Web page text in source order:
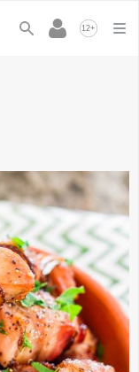
12+